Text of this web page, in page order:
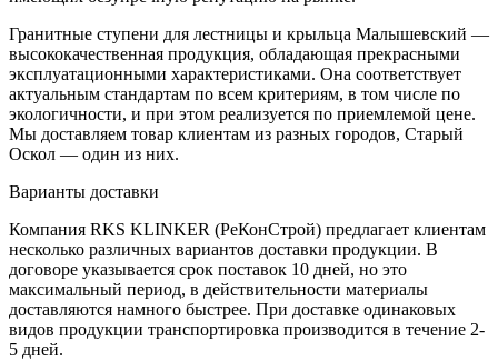
Гранитные ступени для лестницы и крыльца Малышевский —
высококачественная продукция, обладающая прекрасными
эксплуатационными характеристиками. Она соответствует
актуальным стандартам по всем критериям, в том числе по
экологичности, и при этом реализуется по приемлемой цене.
Мы доставляем товар клиентам из разных городов, Старый
Оскол — один из них.
Варианты доставки
Компания RKS KLINKER (РеКонСтрой) предлагает клиентам
несколько различных вариантов доставки продукции. В
договоре указывается срок поставок 10 дней, но это
максимальный период, в действительности материалы
доставляются намного быстрее. При доставке одинаковых
видов продукции транспортировка производится в течение 2-
5 дней.